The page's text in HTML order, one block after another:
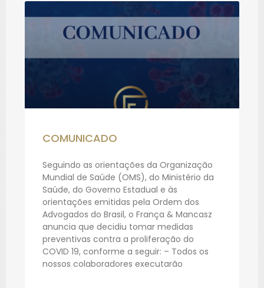
COMUNICADO
Seguindo as orientações da Organização
Mundial de Saúde (OMS), do Ministério da
Saúde, do Governo Estadual e às
orientações emitidas pela Ordem dos
Advogados do Brasil, o França & Mancasz
anuncia que decidiu tomar medidas
preventivas contra a proliferação do
COVID 19, conforme a seguir: – Todos os
nossos colaboradores executarão